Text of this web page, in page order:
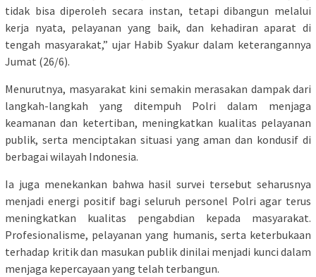
tidak bisa diperoleh secara instan, tetapi dibangun melalui
kerja nyata, pelayanan yang baik, dan kehadiran aparat di
tengah masyarakat,” ujar Habib Syakur dalam keterangannya
Jumat (26/6).
Menurutnya, masyarakat kini semakin merasakan dampak dari
langkah-langkah yang ditempuh Polri dalam menjaga
keamanan dan ketertiban, meningkatkan kualitas pelayanan
publik, serta menciptakan situasi yang aman dan kondusif di
berbagai wilayah Indonesia.
Ia juga menekankan bahwa hasil survei tersebut seharusnya
menjadi energi positif bagi seluruh personel Polri agar terus
meningkatkan kualitas pengabdian kepada masyarakat.
Profesionalisme, pelayanan yang humanis, serta keterbukaan
terhadap kritik dan masukan publik dinilai menjadi kunci dalam
menjaga kepercayaan yang telah terbangun.